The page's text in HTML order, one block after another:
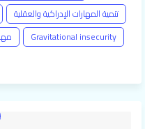
تنمية المهارات الإدراكية والعقلية
Gravitational insecurity